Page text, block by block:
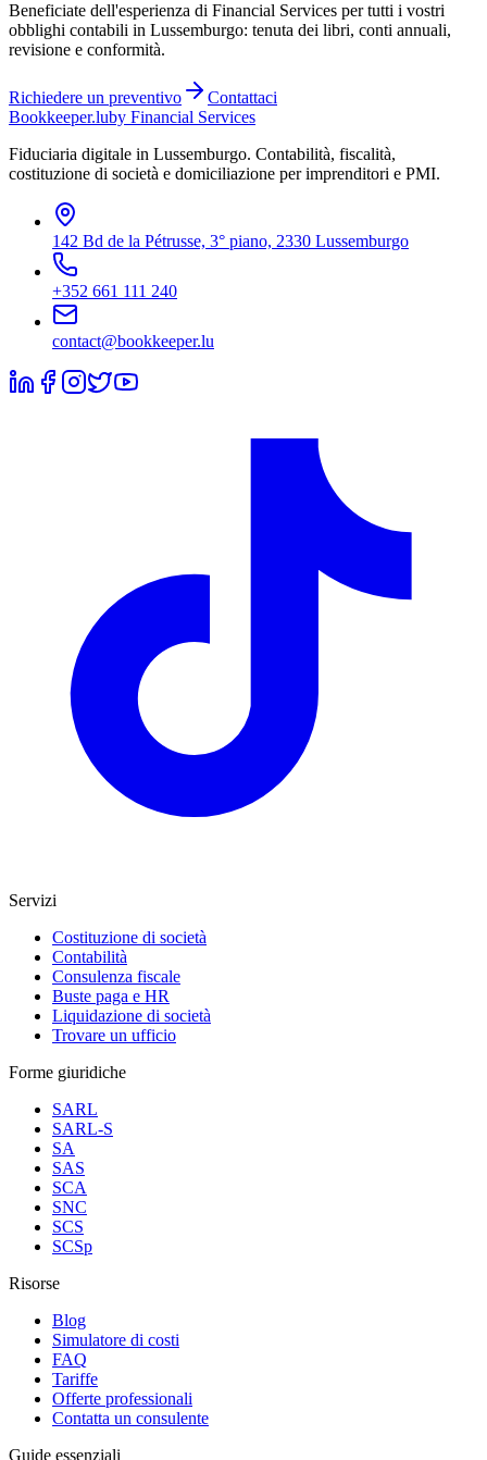
Beneficiate dell'esperienza di Financial Services per tutti i vostri
obblighi contabili in Lussemburgo: tenuta dei libri, conti annuali,
revisione e conformità.
Richiedere un preventivo
Contattaci
Bookkeeper.luby Financial Services
Fiduciaria digitale in Lussemburgo. Contabilità, fiscalità,
costituzione di società e domiciliazione per imprenditori e PMI.
142 Bd de la Pétrusse, 3° piano, 2330 Lussemburgo
+352 661 111 240
contact@bookkeeper.lu
Servizi
Costituzione di società
Contabilità
Consulenza fiscale
Buste paga e HR
Liquidazione di società
Trovare un ufficio
Forme giuridiche
SARL
SARL-S
SA
SAS
SCA
SNC
SCS
SCSp
Risorse
Blog
Simulatore di costi
FAQ
Tariffe
Offerte professionali
Contatta un consulente
Guide essenziali